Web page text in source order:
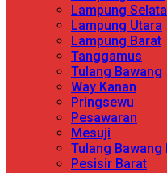
Lampung
Lampung Utara
Lampung Barat
Tanggamus
Tulang Bawang
Way Kanan
Pringsewu
Pesawaran
Mesuji
Tulang Bawang
Pesisir Barat